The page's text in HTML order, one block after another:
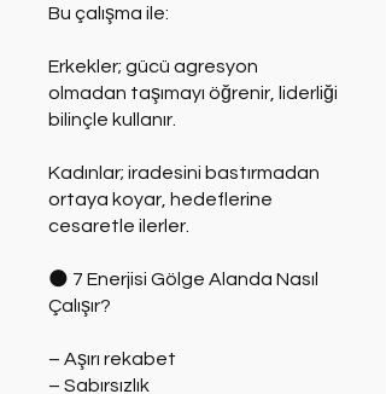
Bu çalışma ile:
Erkekler; gücü agresyon
olmadan taşımayı öğrenir, liderliği
bilinçle kullanır.
Kadınlar; iradesini bastırmadan
ortaya koyar, hedeflerine
cesaretle ilerler.
🌑 7 Enerjisi Gölge Alanda Nasıl
Çalışır?
– Aşırı rekabet
– Sabırsızlık